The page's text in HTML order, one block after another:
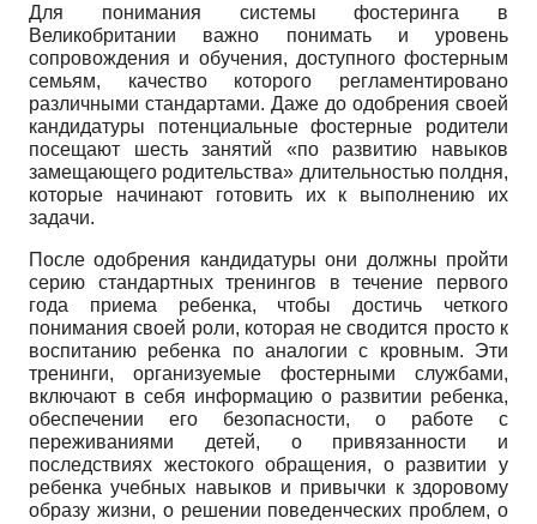
Для понимания системы фостеринга в
Великобритании важно понимать и уровень
сопровождения и обучения, доступного фостерным
семьям, качество которого регламентировано
различными стандартами. Даже до одобрения своей
кандидатуры потенциальные фостерные родители
посещают шесть занятий «по развитию навыков
замещающего родительства» длительностью полдня,
которые начинают готовить их к выполнению их
задачи.
После одобрения кандидатуры они должны пройти
серию стандартных тренингов в течение первого
года приема ребенка, чтобы достичь четкого
понимания своей роли, которая не сводится просто к
воспитанию ребенка по аналогии с кровным. Эти
тренинги, организуемые фостерными службами,
включают в себя информацию о развитии ребенка,
обеспечении его безопасности, о работе с
переживаниями детей, о привязанности и
последствиях жестокого обращения, о развитии у
ребенка учебных навыков и привычки к здоровому
образу жизни, о решении поведенческих проблем, о